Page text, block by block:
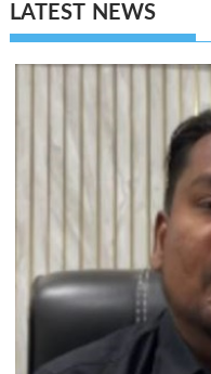
LATEST NEWS